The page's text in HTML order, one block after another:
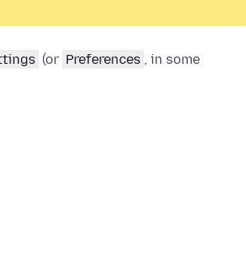
(or Preferences , in some